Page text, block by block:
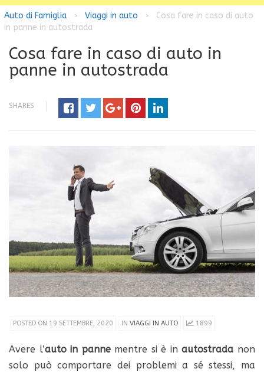
Auto di Famiglia > Viaggi in auto >
Cosa fare in caso di auto
in panne in autostrada
Cosa fare in caso di auto in
panne in autostrada
SHARES
POSTED ON 19 SETTEMBRE, 2020 IN VIAGGI IN AUTO 1899
Avere l’auto in pannementre si è inautostrada non
solo può comportare dei problemi a sé stessi, ma